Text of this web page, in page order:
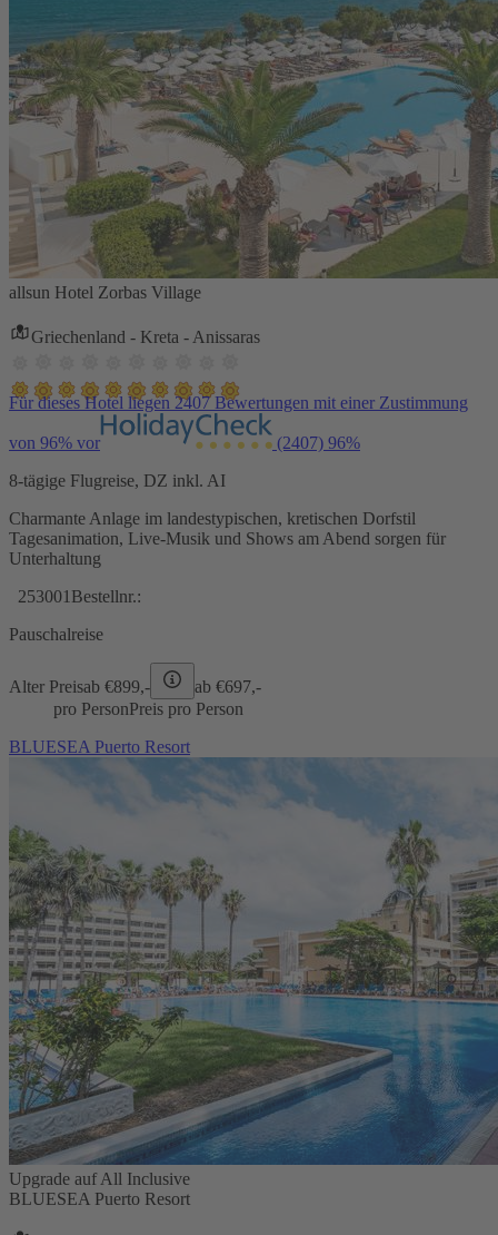
allsun Hotel Zorbas Village
Griechenland - Kreta - Anissaras
Für dieses Hotel liegen 2407 Bewertungen mit einer Zustimmung
von 96% vor (2407) 96%
8-tägige Flugreise, DZ inkl. AI
Charmante Anlage im landestypischen, kretischen Dorfstil
Tagesanimation, Live-Musik und Shows am Abend sorgen für
Unterhaltung
253001 Bestellnr.:
Pauschalreise
Alter Preisab €899,- ab €697,-
pro PersonPreis pro Person
BLUESEA Puerto Resort
Upgrade auf All Inclusive
BLUESEA Puerto Resort